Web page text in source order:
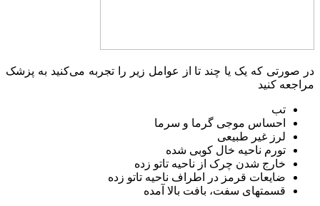
در صورتی که یک یا چند تا از عوامل زیر را تجربه می‌کنید به پزشک
مراجعه کنید
تب
احساس موجی گرما و سرما
لرز غیر طبیعی
تورم ناحیه خال کوبی شده
خارج شدن چرک از ناحیه تاتو زده
ضایعات قرمز در اطراف ناحیه تاتو زده
قسمتهای سفت، بافت بالا آمده